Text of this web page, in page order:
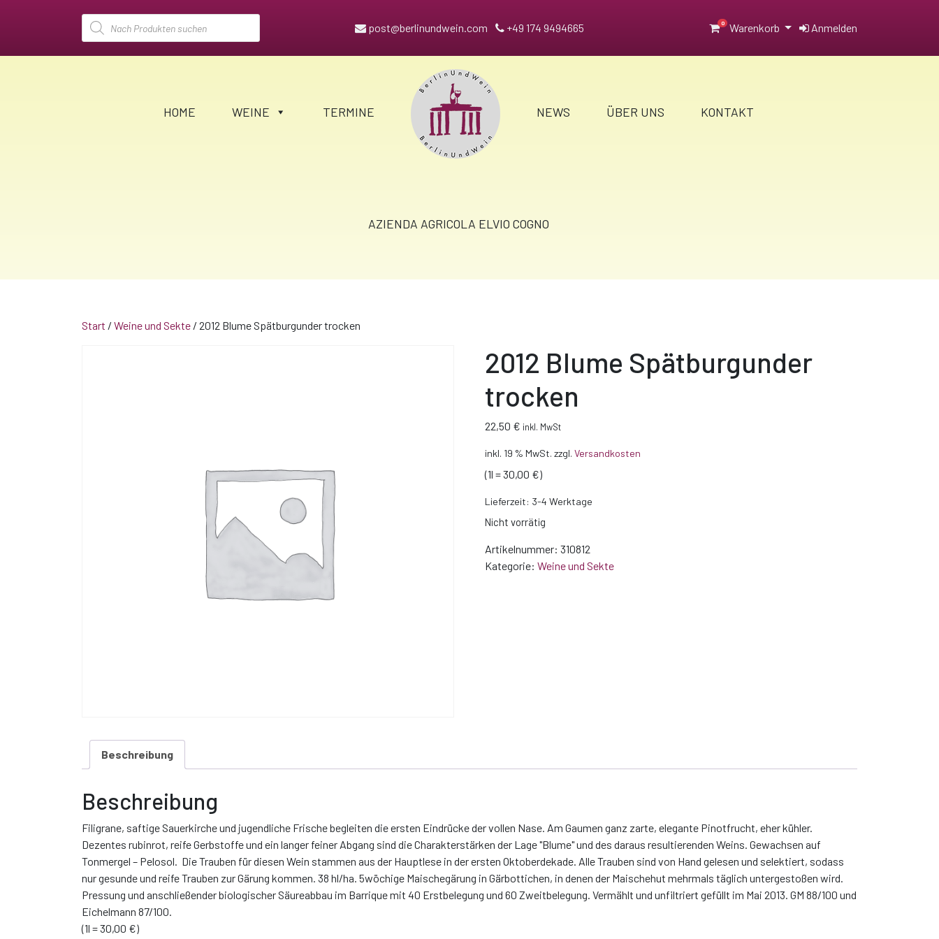
Products
search
post@berlinundwein.com +49 174 9494665 0 Warenkorb Anmelden
HOME WEINE TERMINE NEWS ÜBER UNS KONTAKT
AZIENDA AGRICOLA ELVIO COGNO
Start / Weine und Sekte / 2012 Blume Spätburgunder trocken
2012 Blume Spätburgunder
trocken
22,50 € inkl. MwSt
inkl. 19 % MwSt. zzgl.Versandkosten
(1l = 30,00 €)
Lieferzeit: 3-4 Werktage
Nicht vorrätig
Artikelnummer:310812
Kategorie:Weine und Sekte
Beschreibung
Beschreibung
Filigrane, saftige Sauerkirche und jugendliche Frische begleiten die ersten Eindrücke der vollen Nase. Am Gaumen ganz zarte, elegante Pinotfrucht, eher kühler.
Dezentes rubinrot, reife Gerbstoffe und ein langer feiner Abgang sind die Charakterstärken der Lage "Blume" und des daraus resultierenden Weins. Gewachsen auf
Tonmergel – Pelosol. Die Trauben für diesen Wein stammen aus der Hauptlese in der ersten Oktoberdekade. Alle Trauben sind von Hand gelesen und selektiert, sodass
nur gesunde und reife Trauben zur Gärung kommen. 38 hl/ha. 5wöchige Maischegärung in Gärbottichen, in denen der Maischehut mehrmals täglich untergestoßen wird.
Pressung und anschließender biologischer Säureabbau im Barrique mit 40 Erstbelegung und 60 Zweitbelegung. Vermählt und unfiltriert gefüllt im Mai 2013. GM 88/100 und
Eichelmann 87/100.
(1l = 30,00 €)